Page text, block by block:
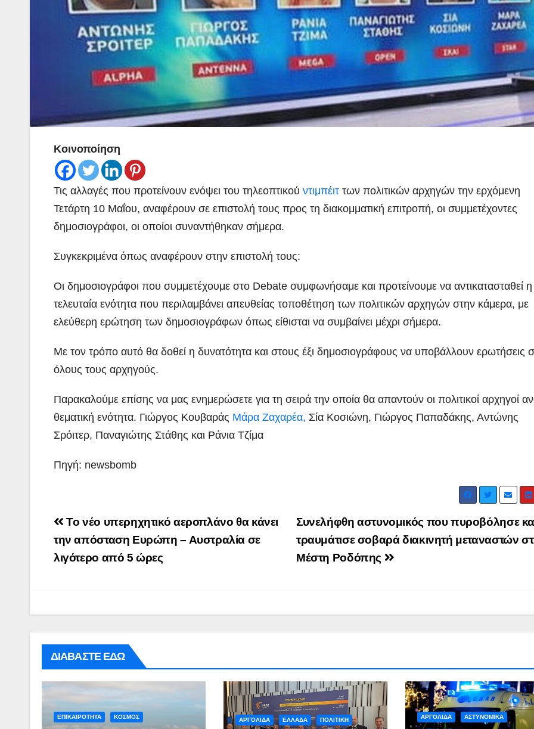
Κοινοποίηση
Τις αλλαγές που προτείνουν ενόψει του τηλεοπτικού ντιμπέιτ των πολιτικών αρχηγών την ερχόμενη
Τετάρτη 10 Μαΐου, αναφέρουν σε επιστολή τους προς τη διακομματική επιτροπή, οι συμμετέχοντες
δημοσιογράφοι, οι οποίοι συναντήθηκαν σήμερα.
Συγκεκριμένα όπως αναφέρουν στην επιστολή τους:
Οι δημοσιογράφοι που συμμετέχουμε στο Debate συμφωνήσαμε και προτείνουμε να αντικατασταθεί η
τελευταία ενότητα που περιλαμβάνει απευθείας τοποθέτηση των πολιτικών αρχηγών στην κάμερα, με
ελεύθερη ερώτηση των δημοσιογράφων όπως είθισται να συμβαίνει μέχρι σήμερα.
Με τον τρόπο αυτό θα δοθεί η δυνατότητα και στους έξι δημοσιογράφους να υποβάλλουν ερωτήσεις
όλους τους αρχηγούς.
Παρακαλούμε επίσης να μας ενημερώσετε για τη σειρά την οποία θα απαντούν οι πολιτικοί αρχηγοί
θεματική ενότητα. Γιώργος Κουβαράς Μάρα Ζαχαρέα, Σία Κοσιώνη, Γιώργος Παπαδάκης, Αντώνης
Σρόιτερ, Παναγιώτης Στάθης και Ράνια Τζίμα
Πηγή: newsbomb
Post
navigation
Συνελήφθη αστυνομικός που πυροβόλησε
τραυμάτισε σοβαρά διακινητή μεταναστών
Μέστη Ροδόπης
Το νέο υπερηχητικό αεροπλάνο θα κάνει
την απόσταση Ευρώπη – Αυστραλία σε
λιγότερο από 5 ώρες
ΔΙΑΒΑΣΤΕ ΕΔΩ
ΕΠΙΚΑΙΡΟΤΗΤΑ ΚΟΣΜΟΣ ΑΡΓΟΛΙΔΑ ΕΛΛΑΔΑ ΠΟΛΙΤΙΚΗ ΑΡΓΟΛΙΔΑ ΑΣΤΥΝΟΜΙΚΑ
ΝΑΥΠΛΙΟ:
Άσκηση
Ενημερωτική
επίσκεψη του
Προέδρου
Ολιστικό Σχέδιο
Ανακύκλωσης
ΒΙΝΤΕΟ
ΡΕΠΟΡΤΑΖ ΒΙΝΤΕΟ
18